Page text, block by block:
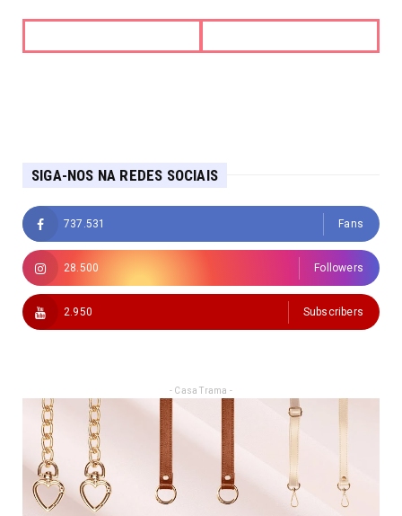
SIGA-NOS NA REDES SOCIAIS
737.531 Fans
28.500 Followers
2.950 Subscribers
- Casa Trama -